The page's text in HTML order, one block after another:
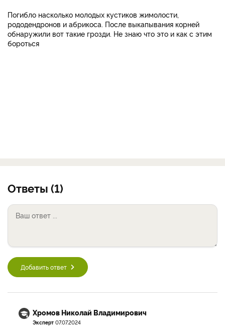
Погибло насколько молодых кустиков жимолости,
рододендронов и абрикоса. После выкапывания корней
обнаружили вот такие грозди. Не знаю что это и как с этим
бороться
Ответы (1)
Добавить ответ
Хромов Николай Владимирович
Эксперт 07.07.2024